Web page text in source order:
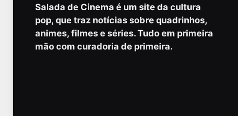
Salada de Cinema é um site da cultura
pop, que traz notícias sobre quadrinhos,
animes, filmes e séries. Tudo em primeira
mão com curadoria de primeira.